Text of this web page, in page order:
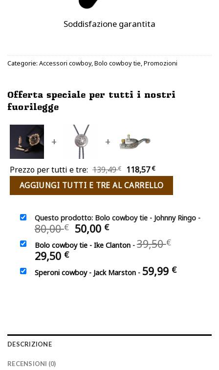
Soddisfazione garantita
Categorie: Accessori cowboy,Bolo cowboy tie,Promozioni
Offerta speciale per tutti i nostri
fuorilegge
+ +
Prezzo per tutti e tre: 139,49€
Il
prezzo
originale
139,49 €.
118,57€Il
prezzo
attuale
118,57 €.
AGGIUNGI TUTTI E TRE AL CARRELLO
Questo prodotto: Bolo cowboy tie - Johnny Ringo -
80,00€ Il
prezzo
originale
80,00 €.
50,00 €Il
prezzo
attuale
50,00 €.
Bolo cowboy tie - Ike Clanton -39,50€
originale
era:
29,50 €Il
prezzo
attuale
Speroni cowboy - Jack Marston - 59,99 €
DESCRIZIONE
RECENSIONI (0)